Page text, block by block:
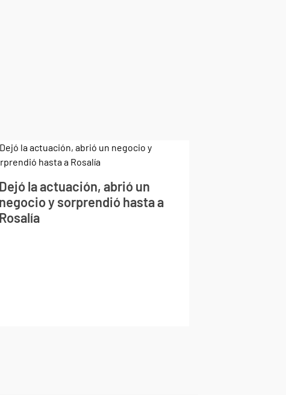
Dejó la actuación, abrió un
negocio y sorprendió hasta a
Rosalía